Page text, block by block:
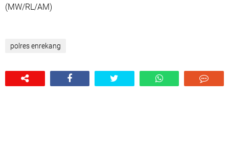
(MW/RL/AM)
polres enrekang